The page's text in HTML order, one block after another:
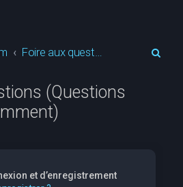
Foire aux questions (Questions posées fréquemment)
(Questions
et d’enregistrement